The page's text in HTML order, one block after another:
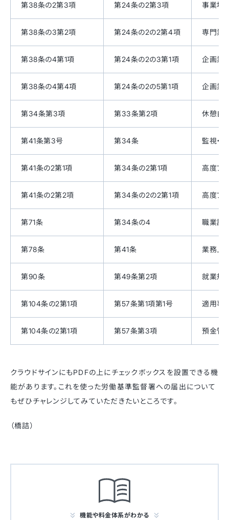
第38条の2第3項 第24条の2第3項 事業場
第38条の3第2項 第24条の2の2第4項 専門業
第38条の4第1項 第24条の2の3第1項 企画業
第38条の4第4項 第24条の2の5第1項 企画業
第34条第3項 第33条第2項 休憩自
第41条第3号 第34条 監視・
第41条の2第1項 第34条の2第1項 高度プ
第41条の2第2項 第34条の2の2第1項 高度プ
第71条 第34条の4 職業訓
第78条 第41条 業務上
第90条 第49条第2項 就業規
第104条の2第1項 第57条第1項第1号 適用事
第104条の2第1項 第57条第3項 預金管
クラウドサインにもPDFの上にチェックボックスを設置できる機
能があります。これを使った労働基準監督署への届出について
もぜひチャレンジしてみていただきたいところです。
（橋詰）
機能や料金体系がわかる